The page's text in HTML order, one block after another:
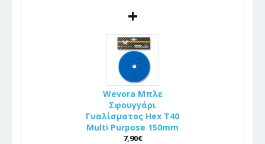
+
Wevora Μπλε
Σφουγγάρι
Γυαλίσματος Hex T40
Multi Purpose 150mm
7,90€